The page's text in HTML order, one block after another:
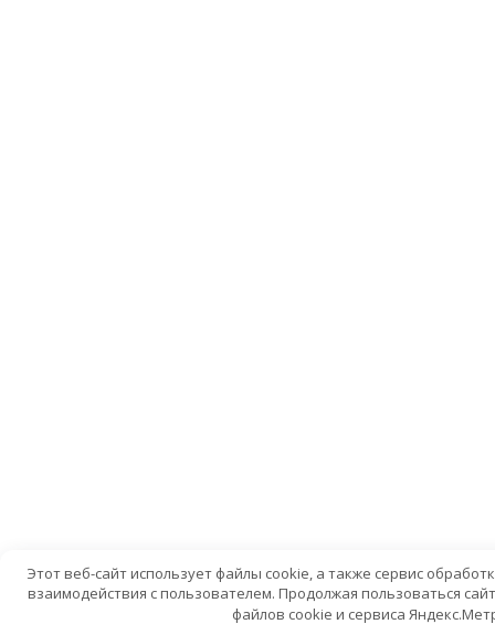
Этот веб-сайт использует файлы cookie, а также сервис
взаимодействия с пользователем. Продолжая пользоваться
файлов cookie и сервиса